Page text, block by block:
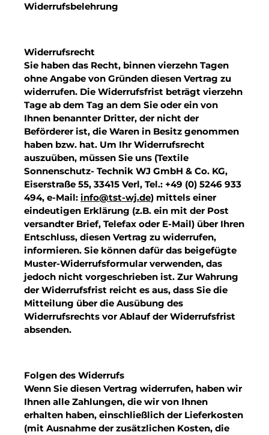
Widerrufsbelehrung
Widerrufsrecht
Sie haben das Recht, binnen vierzehn Tagen
ohne Angabe von Gründen diesen Vertrag zu
widerrufen. Die Widerrufsfrist beträgt vierzehn
Tage ab dem Tag an dem Sie oder ein von
Ihnen benannter Dritter, der nicht der
Beförderer ist, die Waren in Besitz genommen
haben bzw. hat. Um Ihr Widerrufsrecht
auszuüben, müssen Sie uns (Textile
Sonnenschutz- Technik WJ GmbH & Co. KG,
Eiserstraße 55, 33415 Verl, Tel.: +49 (0) 5246 933
494, e-Mail: info@tst-wj.de) mittels einer
eindeutigen Erklärung (z.B. ein mit der Post
versandter Brief, Telefax oder E-Mail) über Ihren
Entschluss, diesen Vertrag zu widerrufen,
informieren. Sie können dafür das beigefügte
Muster-Widerrufsformular verwenden, das
jedoch nicht vorgeschrieben ist. Zur Wahrung
der Widerrufsfrist reicht es aus, dass Sie die
Mitteilung über die Ausübung des
Widerrufsrechts vor Ablauf der Widerrufsfrist
absenden.
Folgen des Widerrufs
Wenn Sie diesen Vertrag widerrufen, haben wir
Ihnen alle Zahlungen, die wir von Ihnen
erhalten haben, einschließlich der Lieferkosten
(mit Ausnahme der zusätzlichen Kosten, die